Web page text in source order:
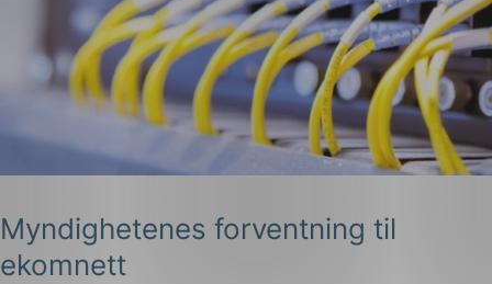
Myndighetenes forventning til
ekomnett